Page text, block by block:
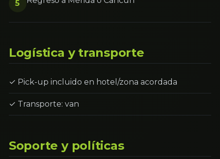
5
Logística y transporte
✓ Pick-up incluido en hotel/zona acordada
✓ Transporte: van
Soporte y políticas